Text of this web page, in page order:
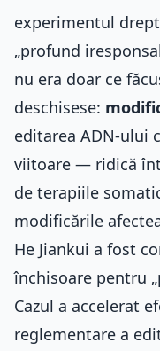
experimentul
„profund
nu era doar ce
deschisese:
editarea ADN-ului
viitoare — ridică
de terapiile
modificările
He Jiankui a fost
închisoare pentru
Cazul a accelerat
reglementare a